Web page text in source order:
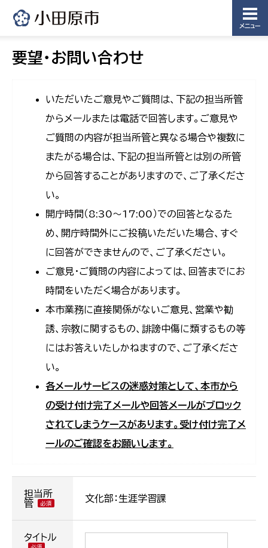
メニュー
要望・お問い合わせ
いただいたご意見やご質問は、下記の担当所管
からメールまたは電話で回答します。ご意見や
ご質問の内容が担当所管と異なる場合や複数に
またがる場合は、下記の担当所管とは別の所管
から回答することがありますので、ご了承くださ
い。
開庁時間（8:30〜17:00）での回答となるた
め、開庁時間外にご投稿いただいた場合、すぐ
に回答ができませんので、ご了承ください。
ご意見・ご質問の内容によっては、回答までにお
時間をいただく場合があります。
本市業務に直接関係がないご意見、営業や勧
誘、宗教に関するもの、誹謗中傷に類するもの等
にはお答えいたしかねますので、ご了承くださ
い。
各メールサービスの迷惑対策として、本市から
の受け付け完了メールや回答メールがブロック
されてしまうケースがあります。受け付け完了メ
ールのご確認をお願いします。
担当所
管
文化部：生涯学習課
タイトル